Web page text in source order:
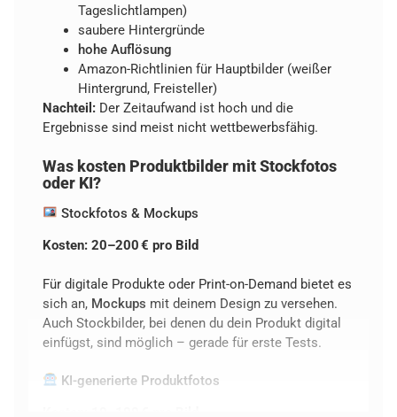
Tageslichtlampen)
saubere Hintergründe
hohe Auflösung
Amazon-Richtlinien für Hauptbilder (weißer
Hintergrund, Freisteller)
Nachteil: Der Zeitaufwand ist hoch und die
Ergebnisse sind meist nicht wettbewerbsfähig.
Was kosten Produktbilder mit Stockfotos
oder KI?
Stockfotos & Mockups
Kosten: 20–200 € pro Bild
Für digitale Produkte oder Print-on-Demand bietet es
sich an, Mockups mit deinem Design zu versehen.
Auch Stockbilder, bei denen du dein Produkt digital
einfügst, sind möglich – gerade für erste Tests.
KI-generierte Produktfotos